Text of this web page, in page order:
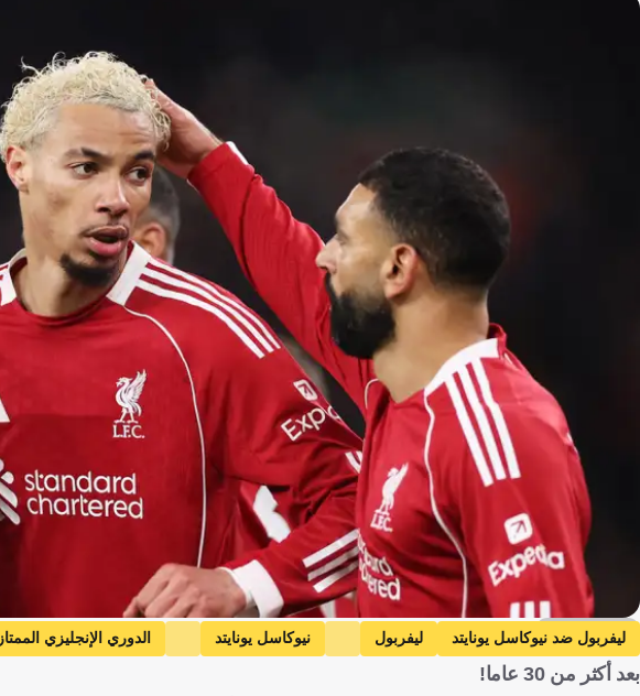
Getty Images
ليفربول ضد نيوكاسل يونايتد ليفربول نيوكاسل يونايتد الدوري الإنجليزي الممتاز
بعد أكثر من 30 عاما!